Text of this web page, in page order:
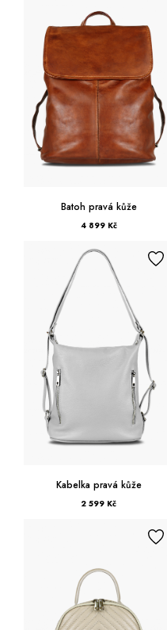
Batoh pravá kůže
4 899 Kč
Kabelka pravá kůže
2 599 Kč